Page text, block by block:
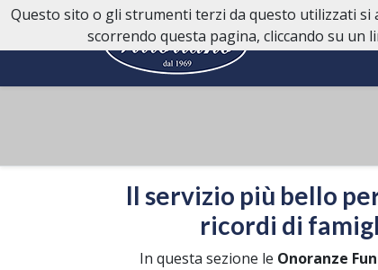
Il servizio più bello
ricordi di
In questa sezione le Onoranze
Questo sito o gli strumenti terzi da questo utilizzati
scorrendo questa pagina, cliccando su un